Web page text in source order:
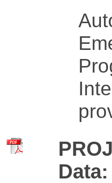
Data: